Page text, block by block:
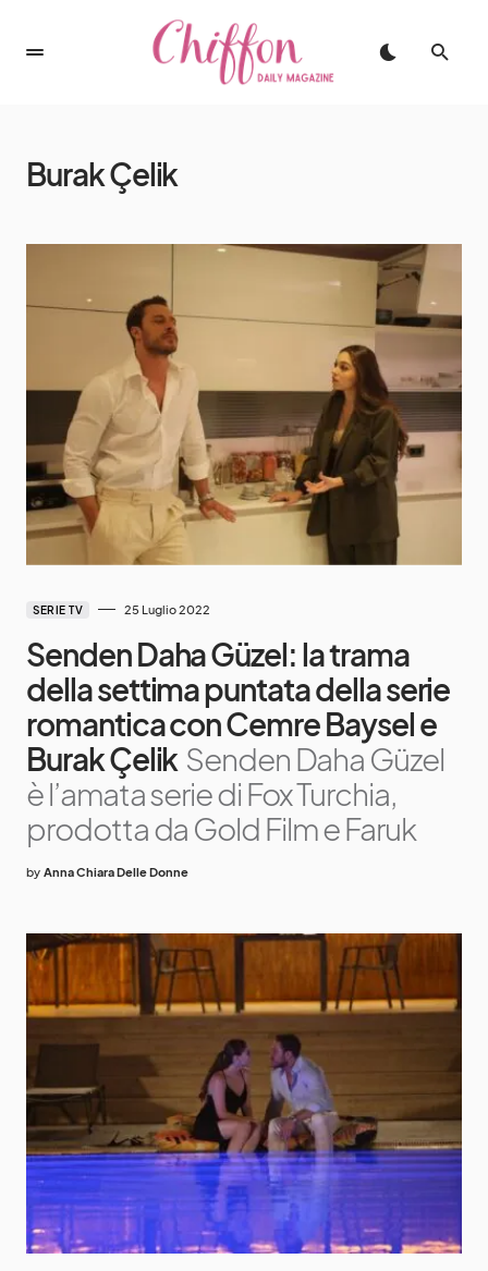
Burak Çelik
SERIE TV 25 Luglio 2022
Senden Daha Güzel: la trama
della settima puntata della serie
romantica con Cemre Baysel e
Burak Çelik Senden Daha Güzel
è l’amata serie di Fox Turchia,
prodotta da Gold Film e Faruk
by Anna Chiara Delle Donne